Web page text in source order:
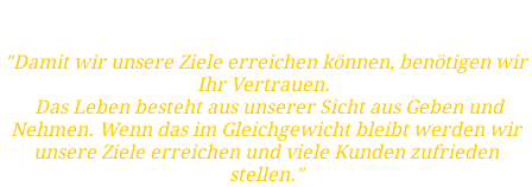
"Damit wir unsere Ziele erreichen können, benötigen wir
Ihr Vertrauen.
Das Leben besteht aus unserer Sicht aus Geben und
Nehmen. Wenn das im Gleichgewicht bleibt werden wir
unsere Ziele erreichen und viele Kunden zufrieden
stellen."